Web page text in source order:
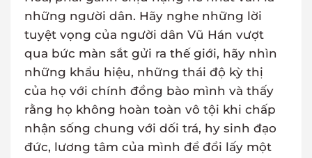
những người dân. Hãy nghe những lời
tuyệt vọng của người dân Vũ Hán vượt
qua bức màn sắt gửi ra thế giới, hãy nhìn
những khẩu hiệu, những thái độ kỳ thị
của họ với chính đồng bào mình và thấy
rằng họ không hoàn toàn vô tội khi chấp
nhận sống chung với dối trá, hy sinh đạo
đức, lương tâm của mình để đổi lấy một